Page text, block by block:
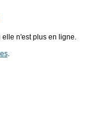
elle n'est plus en ligne.
.